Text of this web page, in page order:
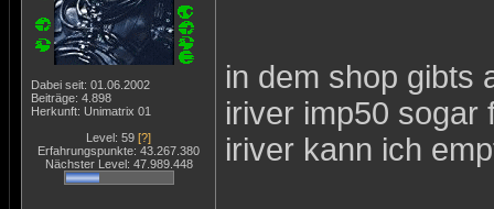
Dabei seit: 01.06.2002
Beiträge: 4.898
Herkunft: Unimatrix 01
Level: 59 [?]
Erfahrungspunkte: 43.267.380
Nächster Level: 47.989.448
in dem shop gibts
iriver imp50 sogar
iriver kann ich